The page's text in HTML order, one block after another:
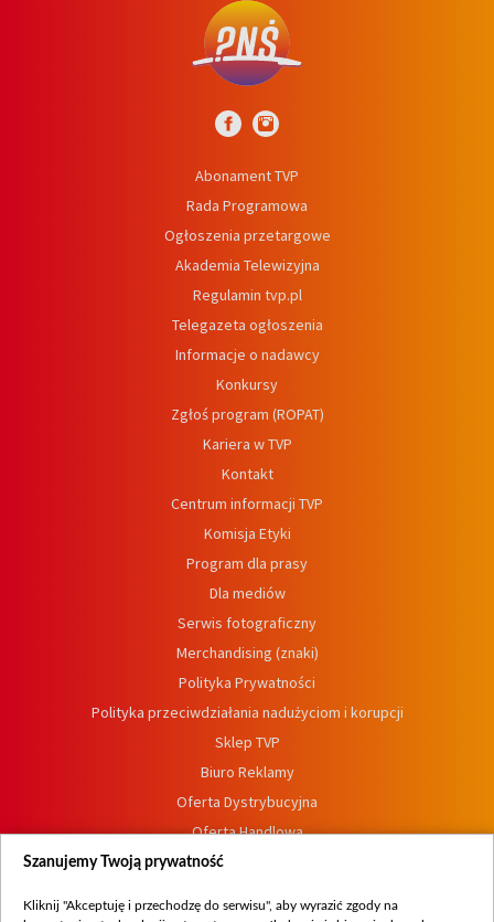
Abonament TVP
Rada Programowa
Ogłoszenia przetargowe
Akademia Telewizyjna
Regulamin tvp.pl
Telegazeta ogłoszenia
Informacje o nadawcy
Konkursy
Zgłoś program (ROPAT)
Kariera w TVP
Kontakt
Centrum informacji TVP
Komisja Etyki
Program dla prasy
Dla mediów
Serwis fotograficzny
Merchandising (znaki)
Polityka Prywatności
Polityka przeciwdziałania nadużyciom i korupcji
Sklep TVP
Biuro Reklamy
Oferta Dystrybucyjna
Oferta Handlowa
Dostępność
Szanujemy Twoją prywatność
Kliknij "Akceptuję i przechodzę do serwisu", aby wyrazić zgody na